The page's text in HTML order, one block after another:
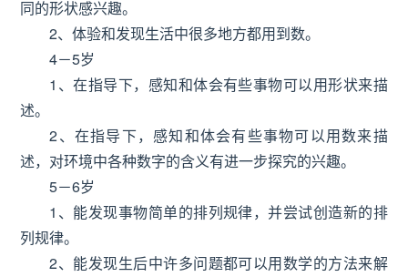
同的形状感兴趣。
2、体验和发现生活中很多地方都用到数。
4－5岁
1、在指导下，感知和体会有些事物可以用形状来描
述。
2、在指导下，感知和体会有些事物可以用数来描
述，对环境中各种数字的含义有进一步探究的兴趣。
5－6岁
1、能发现事物简单的排列规律，并尝试创造新的排
列规律。
2、能发现生后中许多问题都可以用数学的方法来解